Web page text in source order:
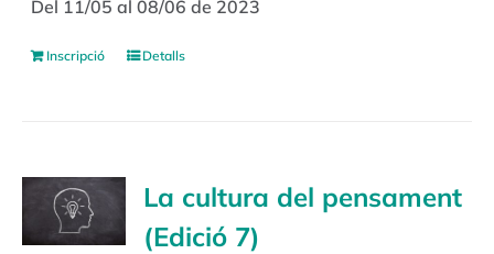
Del 11/05 al 08/06 de 2023
Inscripció Detalls
La cultura del pensament
(Edició 7)